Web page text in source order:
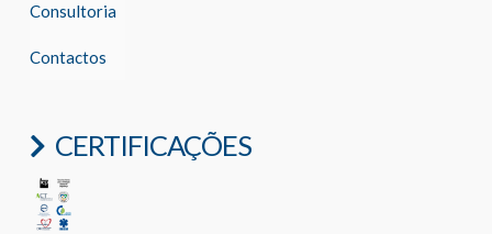
Consultoria
Contactos
CERTIFICAÇÕES